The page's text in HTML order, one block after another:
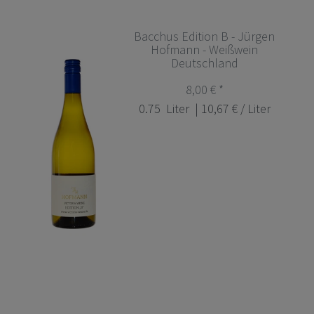
Bacchus Edition B - Jürgen
Hofmann - Weißwein
Deutschland
8,00 € *
0.75 Liter | 10,67 € / Liter